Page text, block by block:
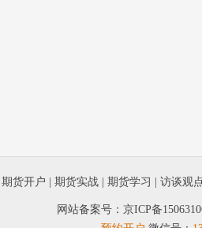
期货开户 期货实战 期货学习 访谈观
网站备案号： 京ICP备